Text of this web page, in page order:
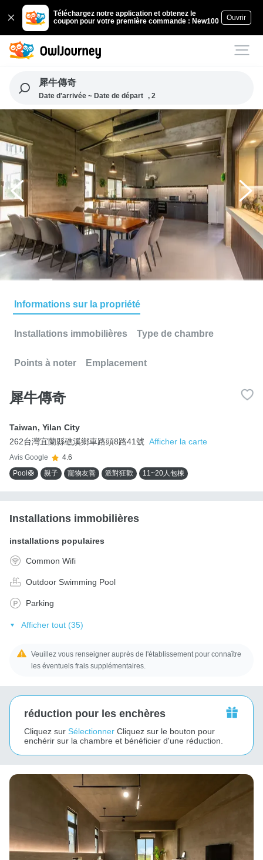
Téléchargez notre application et obtenez le
coupon pour votre première commande : New100
Ouvrir
犀牛傳奇
Date d'arrivée ~ Date de départ , 2
Informations sur la propriété
Installations immobilières Type de chambre
Points à noter Emplacement
犀牛傳奇
Taiwan, Yilan City
262台灣宜蘭縣礁溪鄉車路頭8路41號 Afficher la carte
Avis Google
4.6
Pool🛟
親子 寵物友善 派對狂歡 11~20人包棟
Installations immobilières
installations populaires
Common Wifi
Outdoor Swimming Pool
Parking
Afficher tout (35)
Veuillez vous renseigner auprès de l'établissement pour connaître
les éventuels frais supplémentaires.
réduction pour les enchères
Cliquez sur Sélectionner Cliquez sur le bouton pour
enchérir sur la chambre et bénéficier d'une réduction.